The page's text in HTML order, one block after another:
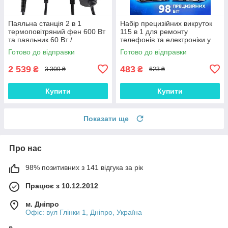
Паяльна станція 2 в 1
термоповітряний фен 600 Вт
та паяльник 60 Вт /
Універсальне обладнання
для ремонту електроніки
Готово до відправки
2 539 ₴ 3 309 ₴
Купити
Набір прецизійних викруток
115 в 1 для ремонту
телефонів та електроніки у
кейсі, Gp
Готово до відправки
483 ₴ 623 ₴
Купити
Показати ще
Про нас
98% позитивних з 141 відгука за рік
Працює з 10.12.2012
м. Дніпро
Офіс: вул Глінки 1, Дніпро, Україна